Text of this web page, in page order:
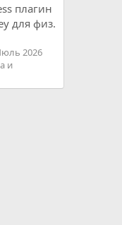
плагин
для физ.
2026
и